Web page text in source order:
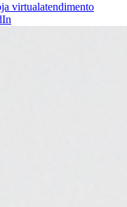
virtualatendimento